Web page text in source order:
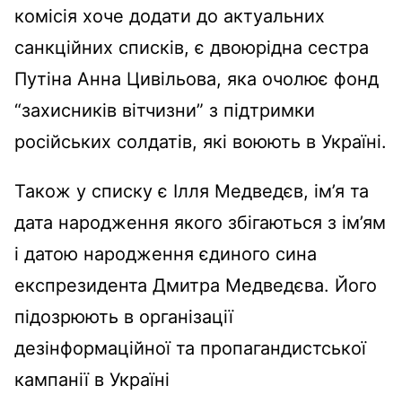
комісія хоче додати до актуальних
санкційних списків, є двоюрідна сестра
Путіна Анна Цивільова, яка очолює фонд
“захисників вітчизни” з підтримки
російських солдатів, які воюють в Україні.
Також у списку є Ілля Медведєв, ім’я та
дата народження якого збігаються з ім’ям
і датою народження єдиного сина
експрезидента Дмитра Медведєва. Його
підозрюють в організації
дезінформаційної та пропагандистської
кампанії в Україні